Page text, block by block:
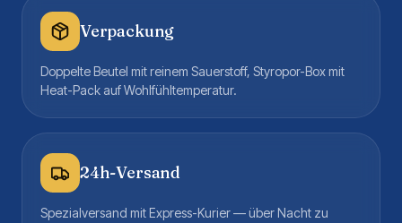
Verpackung
Doppelte Beutel mit reinem Sauerstoff, Styropor-Box mit
Heat-Pack auf Wohlfühltemperatur.
24h-Versand
Spezialversand mit Express-Kurier — über Nacht zu